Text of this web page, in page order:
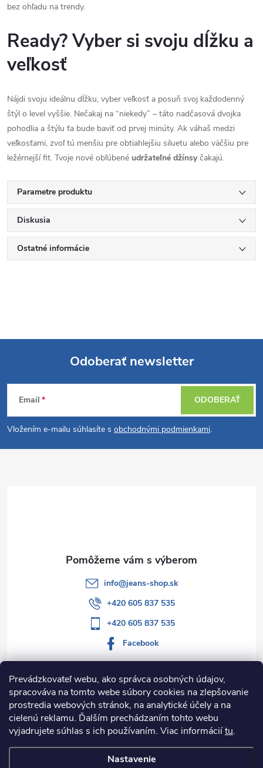
Prevádzkovateľ webu, ako správca osobných údajov,
spracováva na tomto webe súbory cookies na zlepšovanie
prostredia webových stránok, na analytické účely a na
cielenú reklamu. Ďalším prechádzaním tohto webu
vyjadrujete súhlas s ich používaním. Viac informáciítu.
Nastavenie
bez ohľadu na trendy.
Ready? Vyber si svoju dĺžku a
veľkosť
Nájdi svoju ideálnu dĺžku, vyber veľkosť a posuň svoj každodenný
štýl o level vyššie. Nečakaj na “niekedy” – táto nadčasová dvojka
pohodlia a štýlu ťa bude baviť od prvej minúty. Ak váhaš medzi
veľkosťami, zvoľ tú menšiu pre obtiahlejšiu siluetu alebo väčšiu pre
ležérnejší fit. Tvoje nové obľúbené udržateľné džínsyčakajú.
Parametre produktu
Diskusia
Ostatné informácie
Z
á
p
Odoberať newsletter
Email
Vložením e-mailu súhlasíte s obchodnými podmienkami.
ODOBERAŤ
Informácie pre vás
Kategórie
info@jeans-shop.sk
+420 605 837 535
+420 605 837 535
Facebook